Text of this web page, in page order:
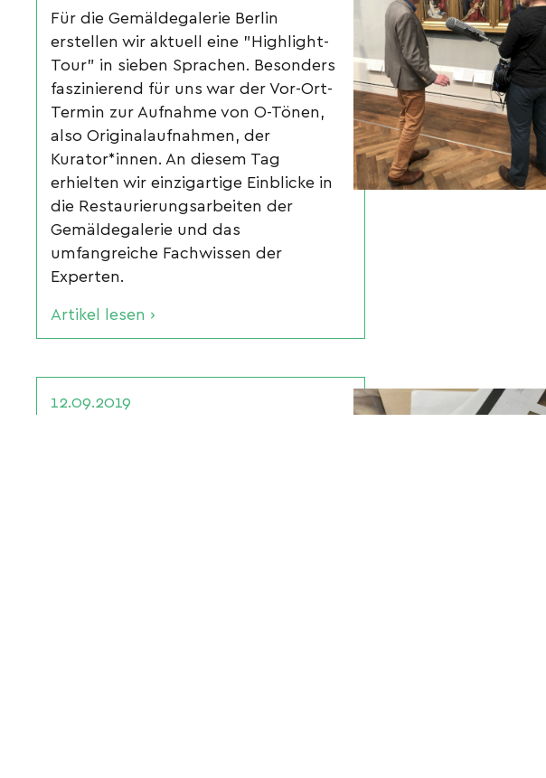
Für die Gemäldegalerie Berlin
erstellen wir aktuell eine "Highlight-
Tour" in sieben Sprachen. Besonders
faszinierend für uns war der Vor-Ort-
Termin zur Aufnahme von O-Tönen,
also Originalaufnahmen, der
Kurator*innen. An diesem Tag
erhielten wir einzigartige Einblicke in
die Restaurierungsarbeiten der
Gemäldegalerie und das
umfangreiche Fachwissen der
Experten.
Artikel lesen ›
12.09.2019